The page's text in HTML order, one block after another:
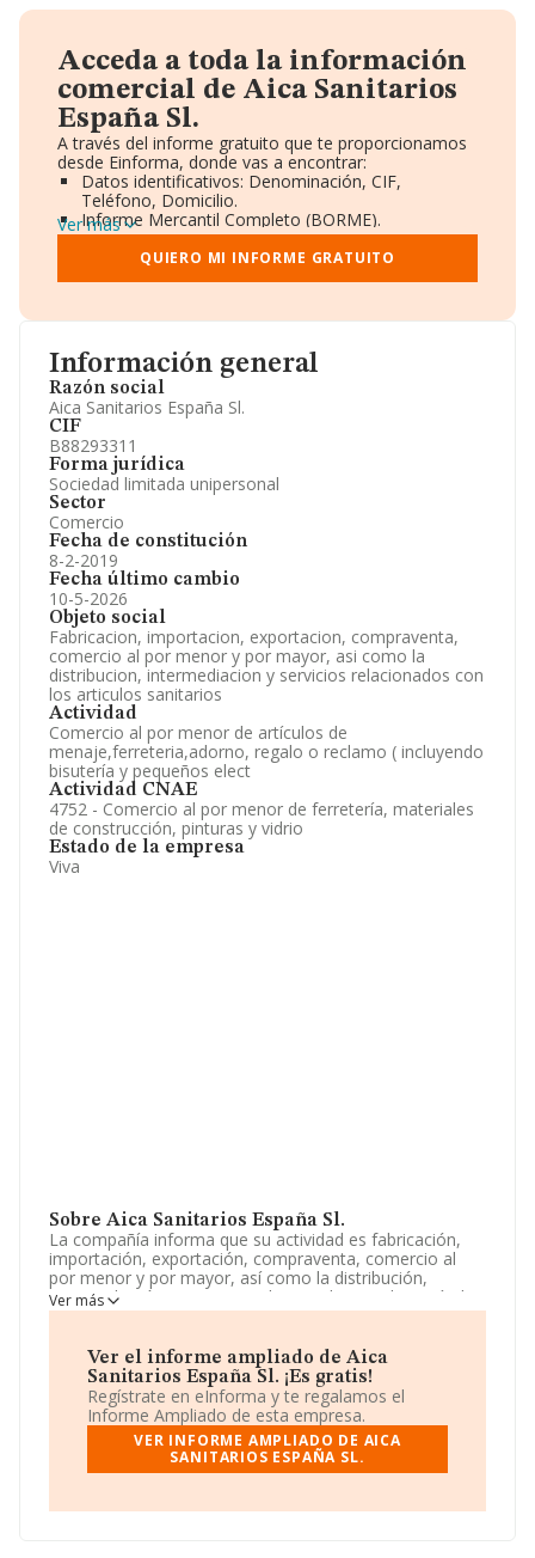
Información general
Razón social
Aica Sanitarios España Sl.
CIF
B88293311
Forma jurídica
Sociedad limitada unipersonal
Sector
Comercio
Fecha de constitución
8-2-2019
Fecha último cambio
10-5-2026
Objeto social
Fabricacion, importacion, exportacion, compraventa,
comercio al por menor y por mayor, asi como la
distribucion, intermediacion y servicios relacionados con
los articulos sanitarios
Actividad
Comercio al por menor de artículos de
menaje,ferreteria,adorno, regalo o reclamo ( incluyendo
bisutería y pequeños elect
Actividad CNAE
4752 - Comercio al por menor de ferretería, materiales
de construcción, pinturas y vidrio
Estado de la empresa
Viva
Sobre Aica Sanitarios España Sl.
La compañía informa que su actividad es fabricación,
importación, exportación, compraventa, comercio al
por menor y por mayor, así como la distribución,
intermediación y servicios relacionados con los artículos
sanitarios. La empresa es una Sociedad Limitada.
menor de ferretería, pintura y vidrio en establecimientos
especializados', código 4752. La empresa realiza
actividad internacional tanto de importación como
exportación.
La plantilla ha crecido un 14% y según las cifras
existentes en la base de datos de INFORMA, el número
sector.
Ver más
Ver el informe ampliado de Aica
Sanitarios España Sl. ¡Es gratis!
Regístrate en eInforma y te regalamos el
Informe Ampliado de esta empresa.
VER INFORME AMPLIADO DE AICA
SANITARIOS ESPAÑA SL.
Acceda a toda la información
comercial de Aica Sanitarios
España Sl.
A través del informe gratuito que te proporcionamos
desde Einforma, donde vas a encontrar:
Datos identificativos: Denominación, CIF,
Teléfono, Domicilio.
Informe Mercantil Completo (BORME).
Gráficos de Evolución Ventas y Empleados.
Consejo de Administración y Administradores.
Directivos y Ejecutivos.
Información oficial y registral complementaria.
Ver más
QUIERO MI INFORME GRATUITO